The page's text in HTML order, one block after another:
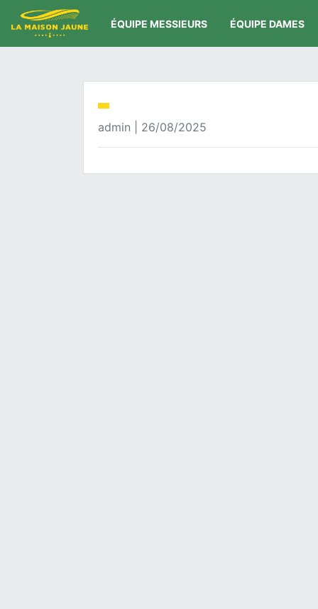
ÉQUIPE MESSIEURS ÉQUIPE DAMES
admin | 26/08/2025